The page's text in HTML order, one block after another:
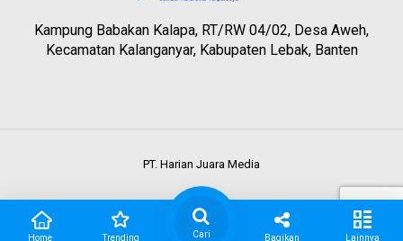
Kampung Babakan Kalapa, RT/RW 04/02, Desa Aweh,
Kecamatan Kalanganyar, Kabupaten Lebak, Banten
PT. Harian Juara Media
Home Trending Cari Bagikan Lainnya